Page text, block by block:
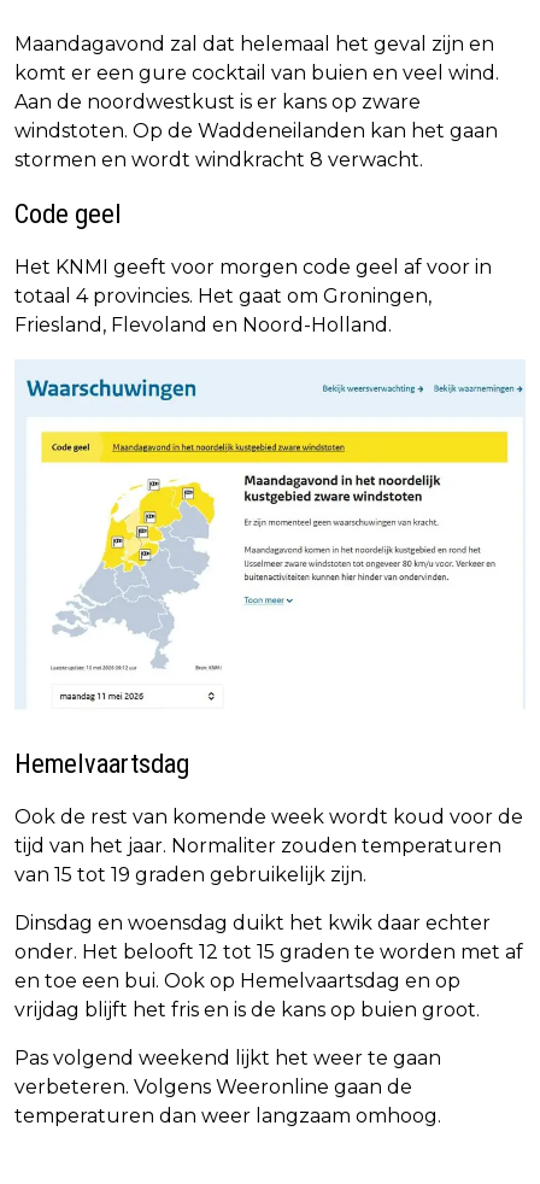
Maandagavond zal dat helemaal het geval zijn en
komt er een gure cocktail van buien en veel wind.
Aan de noordwestkust is er kans op zware
windstoten. Op de Waddeneilanden kan het gaan
stormen en wordt windkracht 8 verwacht.
Code geel
Het KNMI geeft voor morgen code geel af voor in
totaal 4 provincies. Het gaat om Groningen,
Friesland, Flevoland en Noord-Holland.
Hemelvaartsdag
Ook de rest van komende week wordt koud voor de
tijd van het jaar. Normaliter zouden temperaturen
van 15 tot 19 graden gebruikelijk zijn.
Dinsdag en woensdag duikt het kwik daar echter
onder. Het belooft 12 tot 15 graden te worden met af
en toe een bui. Ook op Hemelvaartsdag en op
vrijdag blijft het fris en is de kans op buien groot.
Pas volgend weekend lijkt het weer te gaan
verbeteren. Volgens Weeronline gaan de
temperaturen dan weer langzaam omhoog.